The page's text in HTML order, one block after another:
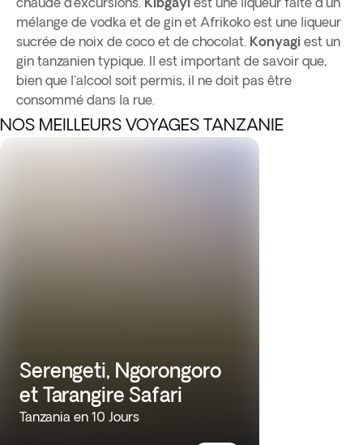
mélange de vodka et de gin et Afrikoko est une liqueur
sucrée de noix de coco et de chocolat. Konyagi est un
gin tanzanien typique. Il est important de savoir que,
bien que l'alcool soit permis, il ne doit pas être
consommé dans la rue.
NOS MEILLEURS VOYAGES TANZANIE
Serengeti, Ngorongoro
et Tarangire Safari
Tanzania en 10 Jours